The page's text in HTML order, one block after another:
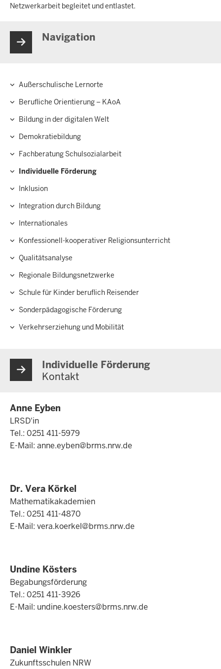
Netzwerkarbeit begleitet und entlastet.
Navigation
Außerschulische Lernorte
Berufliche Orientierung – KAoA
Bildung in der digitalen Welt
Demokratiebildung
Fachberatung Schulsozialarbeit
Individuelle Förderung
Inklusion
Integration durch Bildung
Internationales
Konfessionell-kooperativer Religionsunterricht
Qualitätsanalyse
Regionale Bildungsnetzwerke
Schule für Kinder beruflich Reisender
Sonderpädagogische Förderung
Verkehrserziehung und Mobilität
Individuelle Förderung
Kontakt
Anne Eyben
LRSD'in
Tel.: 0251 411-5979
E-Mail: anne.eyben@brms.nrw.de
Dr. Vera Körkel
Mathematikakademien
Tel.: 0251 411-4870
E-Mail: vera.koerkel@brms.nrw.de
Undine Kösters
Begabungsförderung
Tel.: 0251 411-3926
E-Mail: undine.koesters@brms.nrw.de
Daniel Winkler
Zukunftsschulen NRW